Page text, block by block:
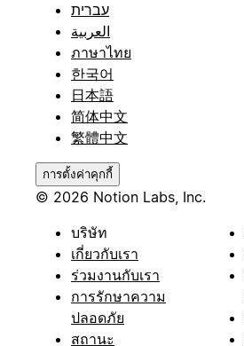
עברית
العربية
ภาษาไทย
한국어
日本語
简体中文
繁體中文
การตั้งค่าคุกกี้
© 2026 Notion Labs, Inc.
บริษัท
เกี่ยวกับเรา
ร่วมงานกับเรา
การรักษาความ
ปลอดภัย
สถานะ